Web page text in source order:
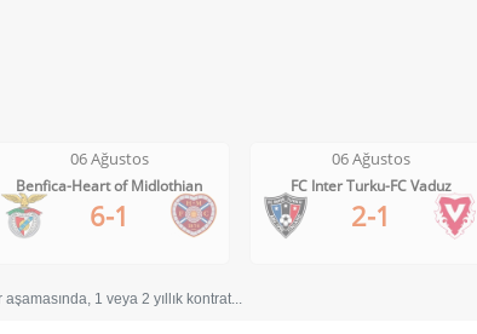
06 Ağustos
Benfica-Heart of Midlothian
6-1
06 Ağustos
FC Inter Turku-FC Vaduz
2-1
1 veya 2 yıllık kontrat...